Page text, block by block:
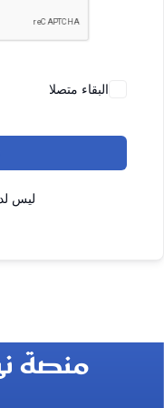
البقاء متصلا
ليس
منصة